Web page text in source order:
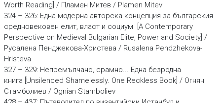
Worth Reading] / Пламен Митев / Plamen Mitev
324 – 326: Една модерна авторска концепция за българския
средновековен елит, власт и социум [A Contemporary
Perspective on Medieval Bulgarian Elite, Power and Society] /
Русалена Пенджекова-Христева / Rusalena Pendzhekova-
Hristeva
327 – 329: Непремълчано, срамно... Една безродна
книга [Unsilenced Shamelessly. One Reckless Book] / Огнян
Стамболиев / Ognian Stamboliev